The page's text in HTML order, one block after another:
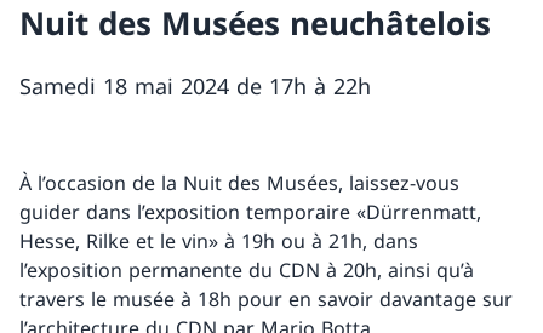
Nuit des Musées neuchâtelois
Samedi 18 mai 2024 de 17h à 22h
À l’occasion de la Nuit des Musées, laissez-vous
guider dans l’exposition temporaire «Dürrenmatt,
Hesse, Rilke et le vin» à 19h ou à 21h, dans
l’exposition permanente du CDN à 20h, ainsi qu’à
travers le musée à 18h pour en savoir davantage sur